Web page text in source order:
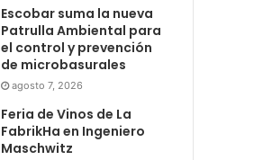
Escobar suma la nueva
Patrulla Ambiental para
el control y prevención
de microbasurales
agosto 7, 2026
Feria de Vinos de La
FabrikHa en Ingeniero
Maschwitz